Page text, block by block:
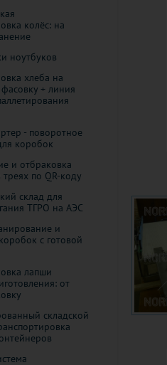
колёс: на
ноутбуков
хлеба на
+ линия
- поворотное
коробок
и отбраковка
по QR-коду
склад для
ТГРО на АЭС
и
с готовой
лапши
от
складской